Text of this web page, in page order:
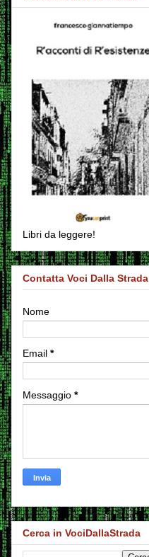
Libri da leggere!
Contatta Voci Dalla Strada
Nome
Email *
Messaggio *
Cerca in VociDallaStrada